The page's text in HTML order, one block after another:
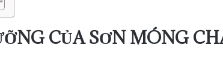
CỦA SƠN MÓNG